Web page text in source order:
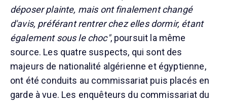
déposer plainte, mais ont finalement changé
d'avis, préférant rentrer chez elles dormir, étant
également sous le choc", poursuit la même
source. Les quatre suspects, qui sont des
majeurs de nationalité algérienne et égyptienne,
ont été conduits au commissariat puis placés en
garde à vue. Les enquêteurs du commissariat du